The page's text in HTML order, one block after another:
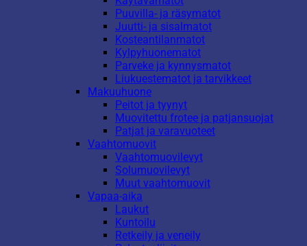
Puuvilla- ja räsymatot
Juutti- ja sisalmatot
Kosteantilanmatot
Kylpyhuonematot
Parveke ja kynnysmatot
Liukuestematot ja tarvikkeet
Makuuhuone
Peitot ja tyynyt
Muovitettu frotee ja patjansuojat
Patjat ja varavuoteet
Vaahtomuovit
Vaahtomuovilevyt
Solumuovilevyt
Muut vaahtomuovit
Vapaa-aika
Laukut
Kuntoilu
Retkeily ja veneily